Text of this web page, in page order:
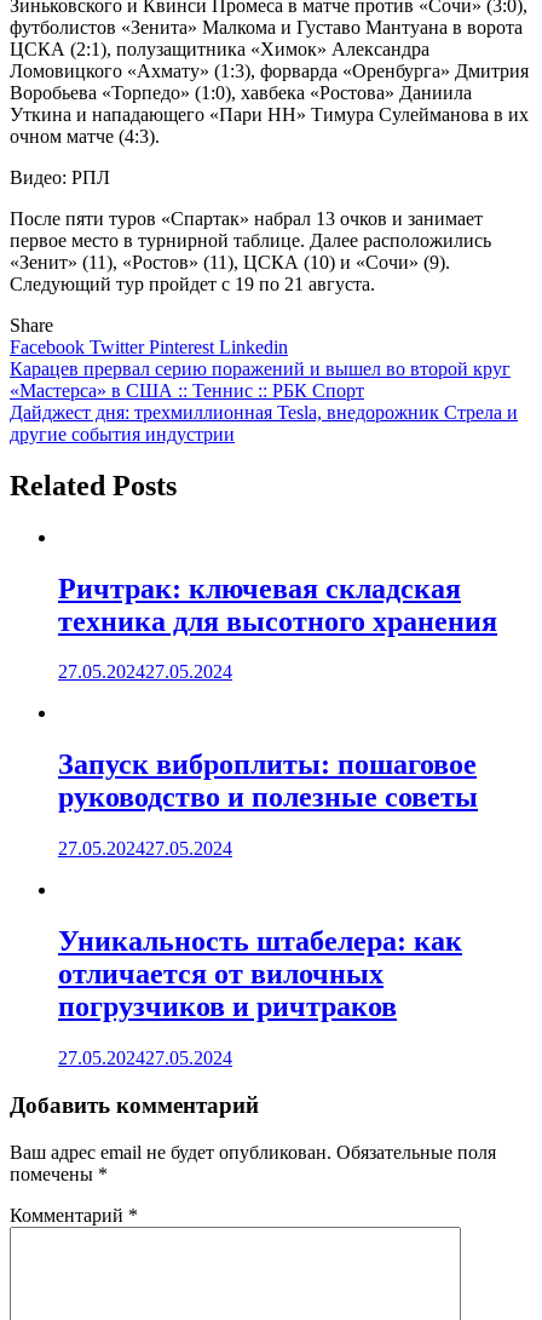
Зиньковского и Квинси Промеса в матче против «Сочи» (3:0),
футболистов «Зенита» Малкома и Густаво Мантуана в ворота
ЦСКА (2:1), полузащитника «Химок» Александра
Ломовицкого «Ахмату» (1:3), форварда «Оренбурга» Дмитрия
Воробьева «Торпедо» (1:0), хавбека «Ростова» Даниила
Уткина и нападающего «Пари НН» Тимура Сулейманова в их
очном матче (4:3).
Видео: РПЛ
После пяти туров «Спартак» набрал 13 очков и занимает
первое место в турнирной таблице. Далее расположились
«Зенит» (11), «Ростов» (11), ЦСКА (10) и «Сочи» (9).
Следующий тур пройдет с 19 по 21 августа.
Share
Facebook TwitterPinterest Linkedin
Навигация
по
записям
Карацев прервал серию поражений и вышел во второй круг
«Мастерса» в США :: Теннис :: РБК Спорт
Дайджест дня: трехмиллионная Tesla, внедорожник Стрела и
другие события индустрии
Related Posts
Ричтрак: ключевая складская
техника для высотного хранения
27.05.202427.05.2024
Запуск виброплиты: пошаговое
руководство и полезные советы
27.05.202427.05.2024
Уникальность штабелера: как
отличается от вилочных
погрузчиков и ричтраков
27.05.202427.05.2024
Добавить комментарий
Ваш адрес email не будет опубликован. Обязательные поля
помечены *
Комментарий *